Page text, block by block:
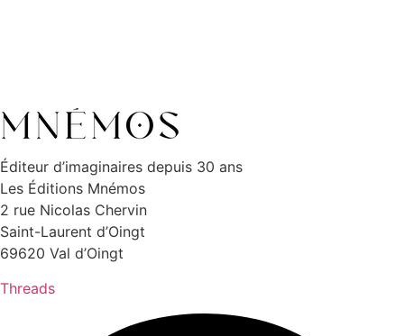
Éditeur d’imaginaires depuis 30 ans
Les Éditions Mnémos
2 rue Nicolas Chervin
Saint-Laurent d’Oingt
69620 Val d’Oingt
Threads